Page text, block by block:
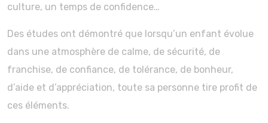
culture, un temps de confidence…
Des études ont démontré que lorsqu’un enfant évolue
dans une atmosphère de calme, de sécurité, de
franchise, de confiance, de tolérance, de bonheur,
d’aide et d’appréciation, toute sa personne tire profit de
ces éléments.